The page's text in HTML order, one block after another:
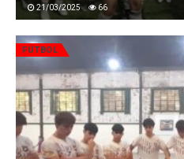
21/03/2025 66
FÚTBOL